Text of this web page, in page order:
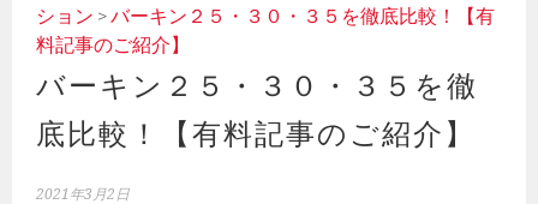
ション >バーキン２５・３０・３５を徹底比較！【有
料記事のご紹介】
バーキン２５・３０・３５を徹
底比較！【有料記事のご紹介】
2021年3月2日